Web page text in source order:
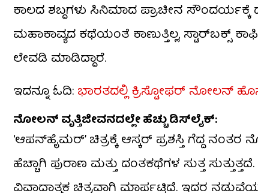
ಕಾಲದ ಶಬ್ದಗಳು ಸಿನಿಮಾದ ಪ್ರಾಚೀನ ಸೌಂದರ್ಯಕ್ಕೆ
ಮಹಾಕಾವ್ಯದ ಕಥೆಯಂತೆ ಕಾಣುತ್ತಿಲ್ಲ, ಸ್ಟಾರ್‌ಬಕ್ಸ್
ಲೇವಡಿ ಮಾಡಿದ್ದಾರೆ.
ಇದನ್ನೂ ಓದಿ: ಭಾರತದಲ್ಲಿ ಕ್ರಿಸ್ಟೋಫರ್ ನೋಲನ್
ನೋಲನ್ ವೃತ್ತಿಜೀವನದಲ್ಲೇ ಹೆಚ್ಚು ಡಿಸ್​ಲೈಕ್:
‘ಆಪನ್‌ಹೈಮರ್’ ಚಿತ್ರಕ್ಕೆ ಆಸ್ಕರ್ ಪ್ರಶಸ್ತಿ ಗೆದ್ದ
ಹೆಚ್ಚಾಗಿ ಪುರಾಣ ಮತ್ತು ದಂತಕಥೆಗಳ ಸುತ್ತ
ವಿವಾದಾತ್ಮಕ ಚಿತ್ರವಾಗಿ ಮಾರ್ಪಟ್ಟಿದೆ. ಇದರ